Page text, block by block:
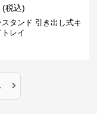
(税込)
タンド 引き出し式キ
レイ
›